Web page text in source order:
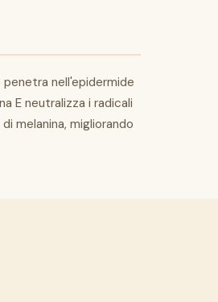
nell'epidermide
E neutralizza i radicali
melanina, migliorando